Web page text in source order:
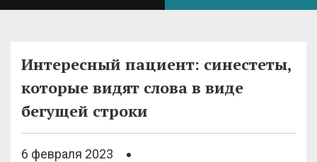
Интересный пациент: синестеты,
которые видят слова в виде
бегущей строки
6 февраля 2023